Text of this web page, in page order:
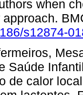
when
s12874-
Saúde
de calor